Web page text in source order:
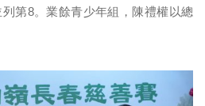
第8。業餘青少年組，陳禮權以總